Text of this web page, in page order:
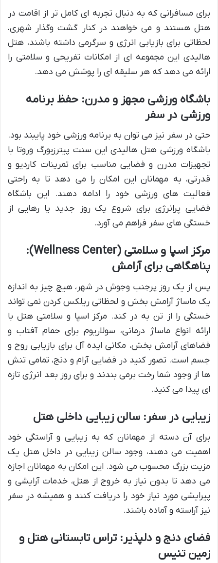
برای مسافرانی که به دنبال تجربه ای کامل تر از اقامت در
هتل هستند و می خواهند در کنار گشت وگذار شهری،
لحظاتی برای بازیابی انرژی و سرگرمی داشته باشند، هتل
هالیدی این مجموعه ای از امکانات تفریحی و سلامتی را
ارائه می دهد که هر سلیقه ای را پوشش می دهد.
باشگاه ورزشی مجهز و مدرن: حفظ برنامه
ورزشی در سفر
حتی در سفر نیز می توان به برنامه ورزشی خود پایبند بود.
باشگاه ورزشی هتل هالیدی این سنت پیترزبورگ وروتا با
تجهیزات مدرن و فضایی مناسب برای تمرینات کاردیو و
قدرتی، به مهمانان این امکان را می دهد تا به راحتی
فعالیت های ورزشی خود را ادامه دهند. این باشگاه
فضایی پرانرژی برای شروع یک روز جدید یا رهایی از
خستگی های سفر فراهم می آورد.
مرکز اسپا و سلامتی (Wellness Center):
پناهگاهی برای آرامش
پس از یک روز پرجنب وجوش در شهر، هیچ چیز به اندازه
یک ماساژ آرامش بخش و لحظاتی ریلکس کردن نمی تواند
خستگی را از تن به در کند. مرکز اسپا و سلامتی هتل با
ارائه انواع ماساژ درمانی، سولاریوم برای حمام آفتاب و
فضاهای آرامش بخش، مکانی ایده آل برای بازیابی روح و
جسم است. تصور کنید در فضایی آرام و دنج، تمامی تنش
ها از وجود شما رخت برمی بندند و برای روز بعد انرژی تازه
ای پیدا می کنید.
زیبایی در سفر: سالن زیبایی داخلی هتل
برای آن دسته از مهمانان که به زیبایی و آراستگی خود
اهمیت می دهند، وجود سالن زیبایی در داخل هتل یک
مزیت بزرگ محسوب می شود. این امکان به مهمانان اجازه
می دهد تا بدون نیاز به خروج از هتل، خدمات آرایشی و
پیرایشی مورد نیاز خود را دریافت کنند و همیشه در سفر
نیز آراسته و آماده باشند.
فضای دنج و دلپذیر: تراس تابستانی هتل و
زمین تنیس